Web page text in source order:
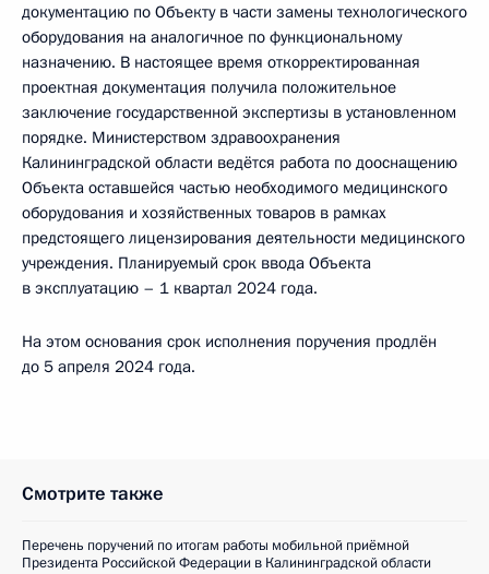
документацию по Объекту в части замены технологического
оборудования на аналогичное по функциональному
назначению. В настоящее время откорректированная
проектная документация получила положительное
заключение государственной экспертизы в установленном
порядке. Министерством здравоохранения
Калининградской области ведётся работа по дооснащению
Объекта оставшейся частью необходимого медицинского
оборудования и хозяйственных товаров в рамках
предстоящего лицензирования деятельности медицинского
учреждения. Планируемый срок ввода Объекта
в эксплуатацию – 1 квартал 2024 года.
На этом основания срок исполнения поручения продлён
до 5 апреля 2024 года.
Смотрите также
Перечень поручений по итогам работы мобильной приёмной
Президента Российской Федерации в Калининградской области